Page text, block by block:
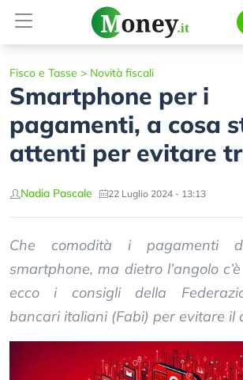
Fisco e Tasse > Novità fiscali
Smartphone per i
pagamenti, a cosa
attenti per evitare
Nadia Pascale 22 Luglio 2024 - 13:13
Che comodità i pagamenti
smartphone, ma dietro l’angolo
ecco i consigli della
bancari italiani (Fabi) per evitare il